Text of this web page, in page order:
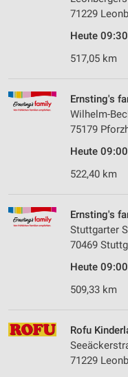
71229
Heute
517,05 km
Ernsting's
Wilhelm-
75179
Heute
522,40 km
Ernsting's
Stuttgarter
70469
Heute
509,33 km
Rofu
71229
auf einem Endgerät
Verwendung
Verwendung von
personalisierter Werbung
Erstellung von
Messung der
Messung der
Analyse von
Entwicklung und
Verwendung